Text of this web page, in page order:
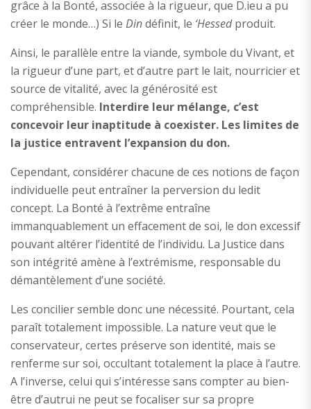
grâce à la Bonté, associée à la rigueur, que D.ieu a pu
créer le monde…) Si le Dindéfinit, le ‘Hessedproduit.
Ainsi, le parallèle entre la viande, symbole du Vivant, et
la rigueur d’une part, et d’autre part le lait, nourricier et
source de vitalité, avec la générosité est
compréhensible. Interdire leur mélange, c’est
concevoir leur inaptitude à coexister. Les limites de
la justice entravent l’expansion du don.
Cependant, considérer chacune de ces notions de façon
individuelle peut entraîner la perversion du ledit
concept. La Bonté à l’extrême entraîne
immanquablement un effacement de soi, le don excessif
pouvant altérer l’identité de l’individu. La Justice dans
son intégrité amène à l’extrémisme, responsable du
démantèlement d’une société.
Les concilier semble donc une nécessité. Pourtant, cela
paraît totalement impossible. La nature veut que le
conservateur, certes préserve son identité, mais se
renferme sur soi, occultant totalement la place à l’autre.
A l’inverse, celui qui s’intéresse sans compter au bien-
être d’autrui ne peut se focaliser sur sa propre